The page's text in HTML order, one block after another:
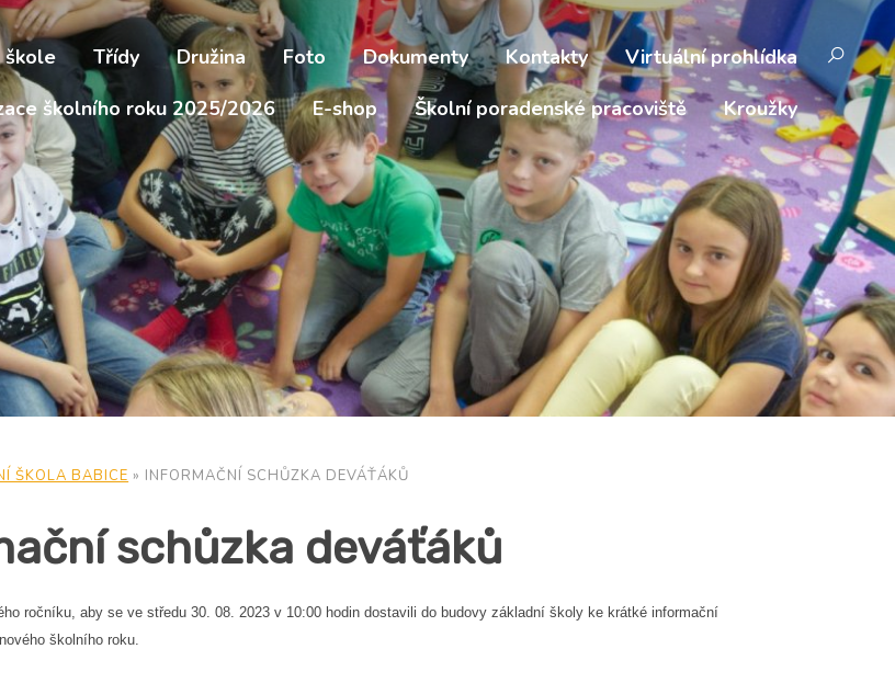
škole Třídy Družina Foto Dokumenty Kontakty
Virtuální prohlídka
školního roku 2025/2026 E-shop Školní poradenské pracoviště Kroužky
ŠKOLA BABICE » INFORMAČNÍ SCHŮZKA DEVÁŤÁKŮ
schůzka deváťáků
ročníku, aby se ve středu 30. 08. 2023 v 10:00 hodin dostavili do budovy základní školy ke krátké informační
školního roku.